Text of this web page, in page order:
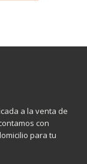
a la venta de
con
para tu